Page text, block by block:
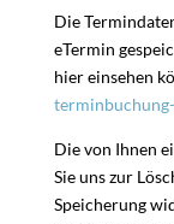
Die
eTermin
hier einsehen
Die von Ihnen
Sie uns zur
Speicherung